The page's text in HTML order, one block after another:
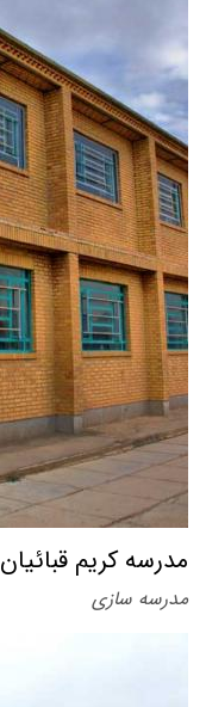
مدرسه کریم قبائیان
مدرسه سازی